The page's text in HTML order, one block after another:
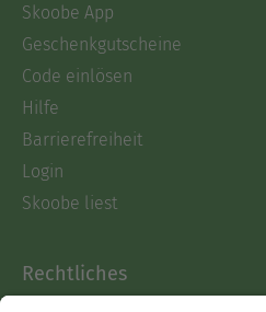
Skoobe App
Geschenkgutscheine
Code einlösen
Hilfe
Barrierefreiheit
Login
Skoobe liest
Rechtliches